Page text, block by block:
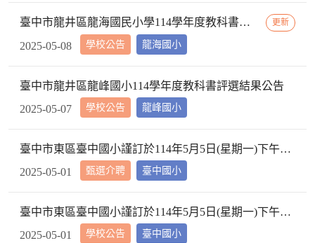
學校公告
臺中市龍井區龍海國民小學114學年度教科書評選結果 更新
龍海國小
2025-05-08
學校公告
臺中市龍井區龍峰國小114學年度教科書評選結果公告
龍峰國小
2025-05-07
甄選介聘
臺中市東區臺中國小謹訂於114年5月5日(星期一)下午2時10分於本校校長室，召開教評會審查114學年度市內介聘調入本校教師資格
臺中國小
2025-05-01
學校公告
臺中市東區臺中國小謹訂於114年5月5日(星期一)下午2時10分於本校校長室，召開教評會審查114學年度市內介聘調入本校教師資格
臺中國小
2025-05-01